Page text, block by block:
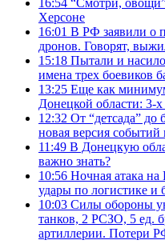
Херсоне
16:01 В РФ заявили о
дронов. Говорят,
15:18 Пытали и
имена трех боевиков
13:25 Еще как
Донецкой области: 3-
12:32 От “детсада” до
новая версия событий
11:49 В Донецкую
важно знать?
10:56 Ночная атака на
удары по логистике и
10:03 Силы обороны
танков, 2 РСЗО, 5 ед.
артиллерии. Потери